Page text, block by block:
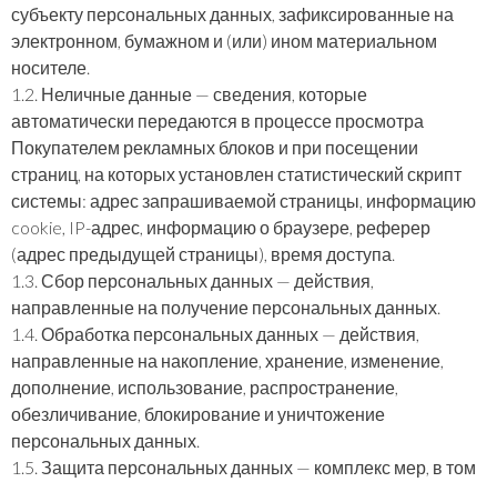
субъекту персональных данных, зафиксированные на
электронном, бумажном и (или) ином материальном
носителе.
1.2. Неличные данные — сведения, которые
автоматически передаются в процессе просмотра
Покупателем рекламных блоков и при посещении
страниц, на которых установлен статистический скрипт
системы: адрес запрашиваемой страницы, информацию
cookie, IP-адрес, информацию о браузере, реферер
(адрес предыдущей страницы), время доступа.
1.3. Сбор персональных данных — действия,
направленные на получение персональных данных.
1.4. Обработка персональных данных — действия,
направленные на накопление, хранение, изменение,
дополнение, использование, распространение,
обезличивание, блокирование и уничтожение
персональных данных.
1.5. Защита персональных данных — комплекс мер, в том